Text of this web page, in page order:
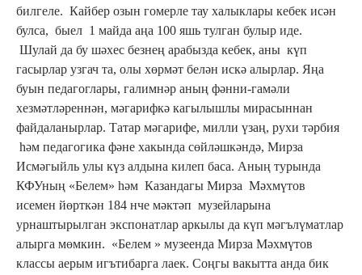
билгеле. Кайбер озын гомерле тау халыклары кебек исән
булса, быел 1 майда аңа 100 яшь тулган булыр иде.
Шулай да бу шәхес безнең арабызда кебек, аны күп
гасырлар узгач та, олы хөрмәт белән искә алырлар. Яңа
буын педагоглары, галимнәр аның фәнни-гамәли
хезмәтләреннән, мәгарифкә кагылышлы мирасыннан
файдаланырлар. Татар мәгарифе, милли үзаң, рухи тәрбия
һәм педагогика фәне хакында сөйләшкәндә, Мирза
Исмәгыйль улы күз алдына килеп баса. Аның турында
КФУның «Белем» һәм Казандагы Мирза Мәхмүтов
исемен йөрткән 184 нче мәктәп музейларына
урнаштырылган экспонатлар аркылы да күп мәгълүматлар
алырга мөмкин. «Белем » музеенда Мирза Мәхмүтов
классы аерым игътибарга лаек. Соңгы вакытта анда бик